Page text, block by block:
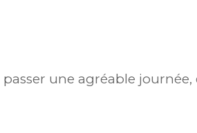
passer une agréable